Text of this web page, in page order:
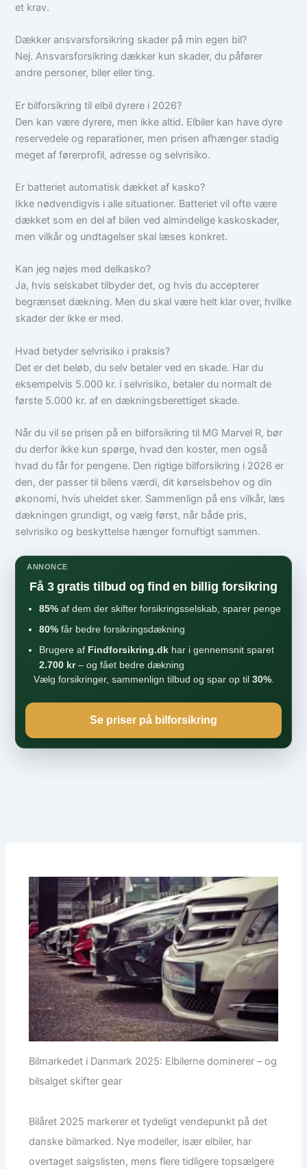
et krav.
Dækker ansvarsforsikring skader på min egen bil?
Nej. Ansvarsforsikring dækker kun skader, du påfører
andre personer, biler eller ting.
Er bilforsikring til elbil dyrere i 2026?
Den kan være dyrere, men ikke altid. Elbiler kan have dyre
reservedele og reparationer, men prisen afhænger stadig
meget af førerprofil, adresse og selvrisiko.
Er batteriet automatisk dækket af kasko?
Ikke nødvendigvis i alle situationer. Batteriet vil ofte være
dækket som en del af bilen ved almindelige kaskoskader,
men vilkår og undtagelser skal læses konkret.
Kan jeg nøjes med delkasko?
Ja, hvis selskabet tilbyder det, og hvis du accepterer
begrænset dækning. Men du skal være helt klar over, hvilke
skader der ikke er med.
Hvad betyder selvrisiko i praksis?
Det er det beløb, du selv betaler ved en skade. Har du
eksempelvis 5.000 kr. i selvrisiko, betaler du normalt de
første 5.000 kr. af en dækningsberettiget skade.
Når du vil se prisen på en bilforsikring til MG Marvel R, bør
du derfor ikke kun spørge, hvad den koster, men også
hvad du får for pengene. Den rigtige bilforsikring i 2026 er
den, der passer til bilens værdi, dit kørselsbehov og din
økonomi, hvis uheldet sker. Sammenlign på ens vilkår, læs
dækningen grundigt, og vælg først, når både pris,
selvrisiko og beskyttelse hænger fornuftigt sammen.
ANNONCE
Få 3 gratis tilbud og find en billig forsikring
85% af dem der skifter forsikringsselskab, sparer penge
80% får bedre forsikringsdækning
Brugere af Findforsikring.dk har i gennemsnit sparet
2.700 kr– og fået bedre dækning
Vælg forsikringer, sammenlign tilbud og spar op til 30%.
Se priser på bilforsikring
Bilmarkedet i Danmark 2025: Elbilerne dominerer – og
bilsalget skifter gear
Bilåret 2025 markerer et tydeligt vendepunkt på det
danske bilmarked. Nye modeller, især elbiler, har
overtaget salgslisten, mens flere tidligere topsælgere